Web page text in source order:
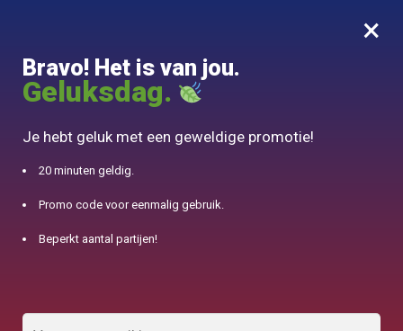
0
10% aangeboden voor 50€ aankopen met DJINN-code10
×
Bravo! Het is van jou.
Geluksdag.
Je hebt geluk met een geweldige promotie!
20 minuten geldig.
Promo code voor eenmalig gebruik.
Beperkt aantal partijen!